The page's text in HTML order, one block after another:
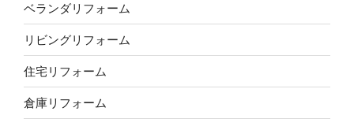
ベランダリフォーム
リビングリフォーム
住宅リフォーム
倉庫リフォーム